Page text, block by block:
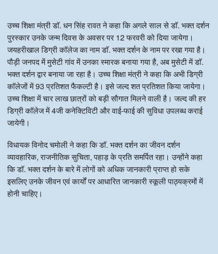
उच्च शिक्षा मंत्री डाॅ. धन सिंह रावत ने कहा कि अगले साल से डाॅ. भक्त दर्शन
पुरस्कार उनके जन्म दिवस के अवसर पर 12 फरवरी को दिया जायेगा।
जयहरीखाल डिग्री काॅलेज का नाम डाॅ. भक्त दर्शन के नाम पर रखा गया है।
पौड़ी जनपद में मुसेटी गांव में उनका स्मारक बनाया गया है, अब मुसेटी में डाॅ.
भक्त दर्शन द्वार बनाया जा रहा है। उच्च शिक्षा मंत्री ने कहा कि अभी डिग्री
काॅलेजों में 93 प्रतिशत फैकल्टी है। इसे जल्द शत प्रतिशत किया जायेगा।
उच्च शिक्षा में चार लाख छात्रों को बड़ी सौगात मिलने वाली है। जल्द की हर
डिग्री काॅलेज में 4जी कनेक्टिविटी और वाई-फाई की सुविधा उपलब्ध कराई
जायेगी।
विधायक विनोद चमोली ने कहा कि डाॅ. भक्त दर्शन का जीवन दर्शन
व्यावहारिक, राजनीतिक सुचिता, पहाड़ के प्रति समर्पित रहा। उन्होंने कहा
कि डाॅ. भक्त दर्शन के बारे में लोगों को अधिक जानकारी प्राप्त हो सके
इसलिए उनके जीवन एवं कार्यों पर आधारित जानकारी स्कूली पाठ्यक्रमों में
होनी चाहिए।